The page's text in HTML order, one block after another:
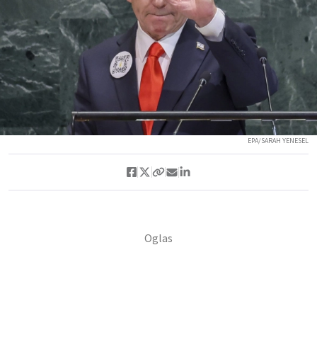
EPA/SARAH YENESEL